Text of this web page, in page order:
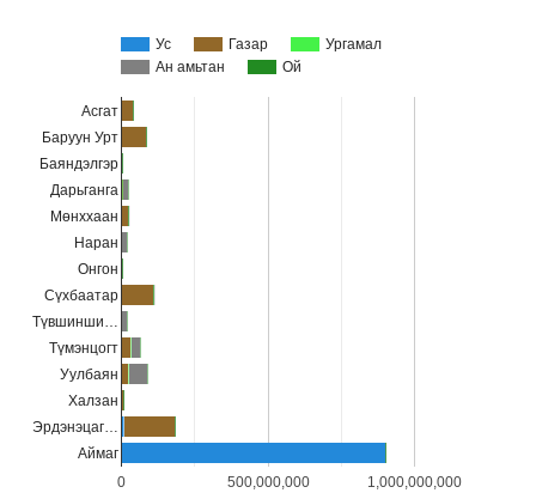
Ус Газар
Ургамал
Ан амьтан
Ой
0 500,000,000 1,000,000,000
Асгат
Баруун Урт
Баяндэлгэр
Дарьганга
Мөнххаан
Наран
Онгон
Сүхбаатар
Түвшинши…
Түмэнцогт
Уулбаян
Халзан
Эрдэнэцаг…
Аймаг